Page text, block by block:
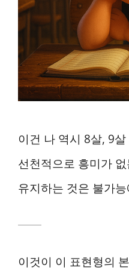
이건 나 역시 8살, 9
선천적으로 흥미가
유지하는 것은 불가
이것이 이 표현형의